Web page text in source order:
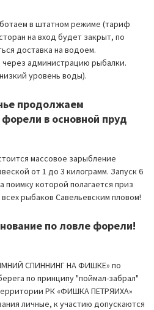
в штатном режиме (тариф
на вход будет закрыт, по
доставка на водоем.
администрацию рыбалки.
уровень воды).
продолжаем
в основной пруд
массовое зарыбление
от 1 до 3 килограмм. Запуск 6
которой полагается приз
рыбаков Савельевским пловом!
по ловле форели!
СПИННИНГ НА ФИШКЕ» по
по принципу "поймал-забрал"
РК «ФИШКА ПЕТРЯИХА»
личные, к участию допускаются